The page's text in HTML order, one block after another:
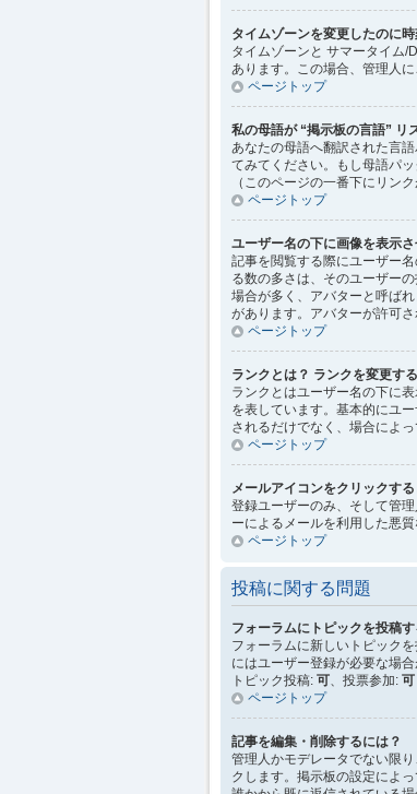
タイムゾーンを変更したのに
タイムゾーンと サマータイム/
あります。この場合、管理人
ページトップ
私の母語が “掲示板の言語” リ
あなたの母語へ翻訳された言
てみてください。もし母語パ
（このページの一番下にリンク
ページトップ
ユーザー名の下に画像を表示さ
記事を閲覧する際にユーザー
る数の多さは、そのユーザー
場合が多く、アバターと呼ば
があります。アバターが許可
ページトップ
ランクとは？ ランクを変更す
ランクとはユーザー名の下に
を表しています。基本的にユ
されるだけでなく、場合によ
ページトップ
メールアイコンをクリックす
登録ユーザーのみ、そして管
ーによるメールを利用した悪質
ページトップ
投稿に関する問題
フォーラムにトピックを投稿す
フォーラムに新しいトピック
にはユーザー登録が必要な場
トピック投稿: 可、投票参加: 可
ページトップ
記事を編集・削除するには？
管理人かモデレータでない限
クします。掲示板の設定によ